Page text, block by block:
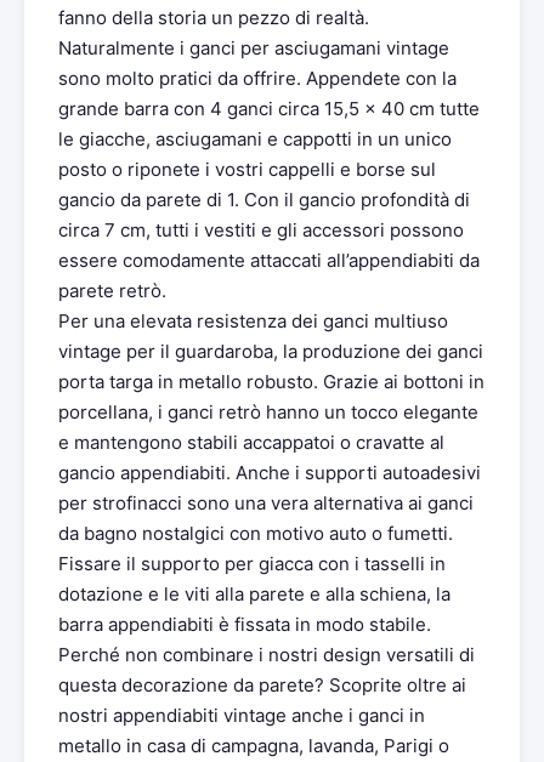
fanno della storia un pezzo di realtà.
Naturalmente i ganci per asciugamani vintage
sono molto pratici da offrire. Appendete con la
grande barra con 4 ganci circa 15,5 x 40 cm tutte
le giacche, asciugamani e cappotti in un unico
posto o riponete i vostri cappelli e borse sul
gancio da parete di 1. Con il gancio profondità di
circa 7 cm, tutti i vestiti e gli accessori possono
essere comodamente attaccati all’appendiabiti da
parete retrò.
Per una elevata resistenza dei ganci multiuso
vintage per il guardaroba, la produzione dei ganci
porta targa in metallo robusto. Grazie ai bottoni in
porcellana, i ganci retrò hanno un tocco elegante
e mantengono stabili accappatoi o cravatte al
gancio appendiabiti. Anche i supporti autoadesivi
per strofinacci sono una vera alternativa ai ganci
da bagno nostalgici con motivo auto o fumetti.
Fissare il supporto per giacca con i tasselli in
dotazione e le viti alla parete e alla schiena, la
barra appendiabiti è fissata in modo stabile.
Perché non combinare i nostri design versatili di
questa decorazione da parete? Scoprite oltre ai
nostri appendiabiti vintage anche i ganci in
metallo in casa di campagna, lavanda, Parigi o